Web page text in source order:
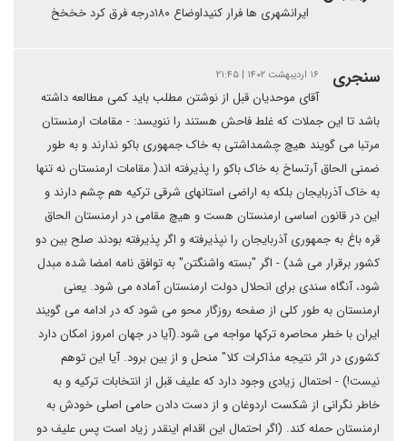
ایرانشهری ها فرار کنیداوضاع ۱۸۰درجه فرق کرد خخخخ
سنجری ۱۶ اردیبهشت ۱۴۰۲ | ۲۱:۴۵
آقای موحدیان قبل از نوشتن مطلب باید کمی مطالعه داشته
باشد تا این جملات که غلط فاحش هستند را ننویسد: - مقامات ارمنستان
مرتبا می گویند هیچ چشمداشتی به خاک جمهوری باکو ندارند و به طور
ضمنی الحاق آرتساخ به خاک باکو را پذیرفته اند( مقامات ارمنستان نه تنها
به خاک آذربایجان بلکه به اراضی استانهای شرقی ترکیه هم چشم دارند و
این در قانون اساسی ارمنستان هست و هیچ مقامی در ارمنستان الحاق
قره باغ به جمهوری آذربایجان را نپذیرفته و اگر پذیرفته بودند صلح بین دو
کشور برقرار می شد) - اگر "بسته واشنگتن" به توافق نامه امضا شده مبدل
شود، آنگاه سندی برای انحلال دولت ارمنستان آماده می شود. یعنی
ارمنستان به طور کلی از صفحه روزگار محو می شود که در ادامه می گویند
ایران با خطر محاصره ترکها مواجه می شود.(آیا در جهان امروز امکان دارد
کشوری در اثر نتیجه مذاکرات کلا" منحل و از بین برود. آیا این توهم
نیست!) - احتمال زیادی وجود دارد که علیف قبل از انتخابات ترکیه و به
خاطر نگرانی از شکست اردوغان و از دست دادن حامی اصلی خودش به
ارمنستان حمله کند. (اگر احتمال این اقدام اینقدر زیاد است پس علیف دو